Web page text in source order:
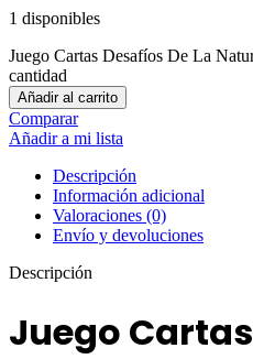
1 disponibles
Juego Cartas Desafíos De La
cantidad
Añadir al carrito
Comparar
Añadir a mi lista
Descripción
Información adicional
Valoraciones (0)
Envío y devoluciones
Descripción
Juego